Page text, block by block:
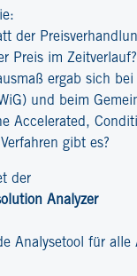
der
Preis im Zeitverlauf?
ergab sich
und beim
Accelerated,
gibt es?
der
Analyzer
Analysetool für